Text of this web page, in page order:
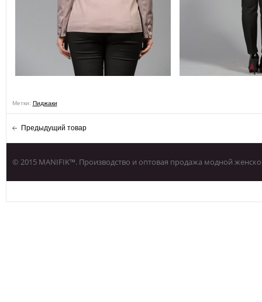
Метки: Пиджаки
Предыдущий товар
© 2015 MANIFIK™. Производство и оптовая продажа модной